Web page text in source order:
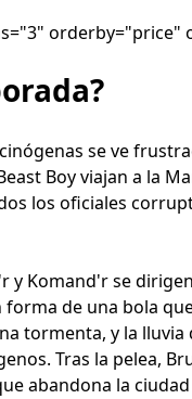
orderby="price"
se ve
Boy viajan a la
los oficiales
y Komand'r se
de una bola
tormenta, y la
Tras la pelea,
abandona la